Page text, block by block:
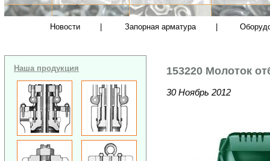
Новости Запорная арматура
Наша продукция 153220 Молоток
30 Ноябрь 2012